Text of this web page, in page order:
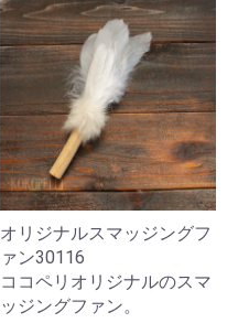
オリジナルスマッジングフ
ァン30116
ココペリオリジナルのスマ
ッジングファン。